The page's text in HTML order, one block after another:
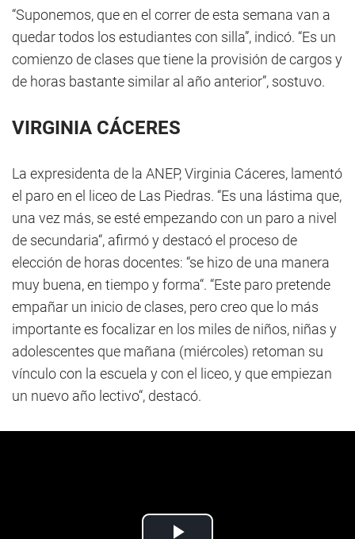
“Suponemos, que en el correr de esta semana van a
quedar todos los estudiantes con silla”, indicó. “Es un
comienzo de clases que tiene la provisión de cargos y
de horas bastante similar al año anterior”, sostuvo.
VIRGINIA CÁCERES
La expresidenta de la ANEP, Virginia Cáceres, lamentó
el paro en el liceo de Las Piedras. “Es una lástima que,
una vez más, se esté empezando con un paro a nivel
de secundaria“, afirmó y destacó el proceso de
elección de horas docentes: “se hizo de una manera
muy buena, en tiempo y forma“. “Este paro pretende
empañar un inicio de clases, pero creo que lo más
importante es focalizar en los miles de niños, niñas y
adolescentes que mañana (miércoles) retoman su
vínculo con la escuela y con el liceo, y que empiezan
un nuevo año lectivo“, destacó.